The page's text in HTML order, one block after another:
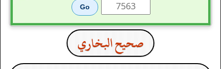
صحيح البخاري